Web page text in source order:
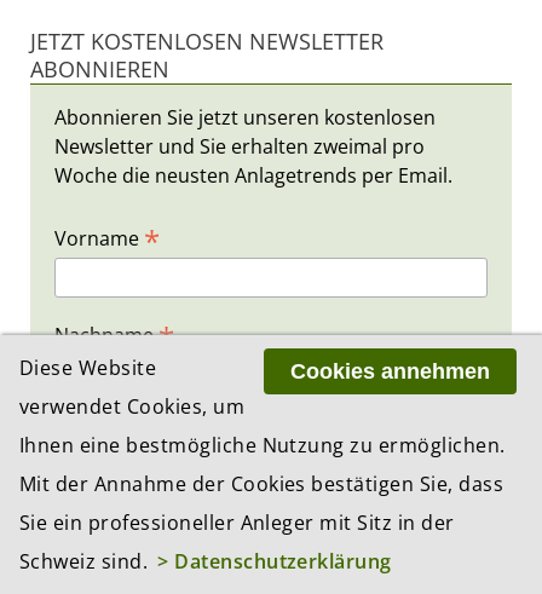
JETZT KOSTENLOSEN NEWSLETTER
ABONNIEREN
Abonnieren Sie jetzt unseren kostenlosen
Newsletter und Sie erhalten zweimal pro
Woche die neusten Anlagetrends per Email.
Vorname *
Nachname*
E-Mail *
Cookies annehmen
Diese Website
verwendet Cookies, um
Ihnen eine bestmögliche Nutzung zu ermöglichen.
Mit der Annahme der Cookies bestätigen Sie, dass
Sie ein professioneller Anleger mit Sitz in der
Schweiz sind. > Datenschutzerklärung